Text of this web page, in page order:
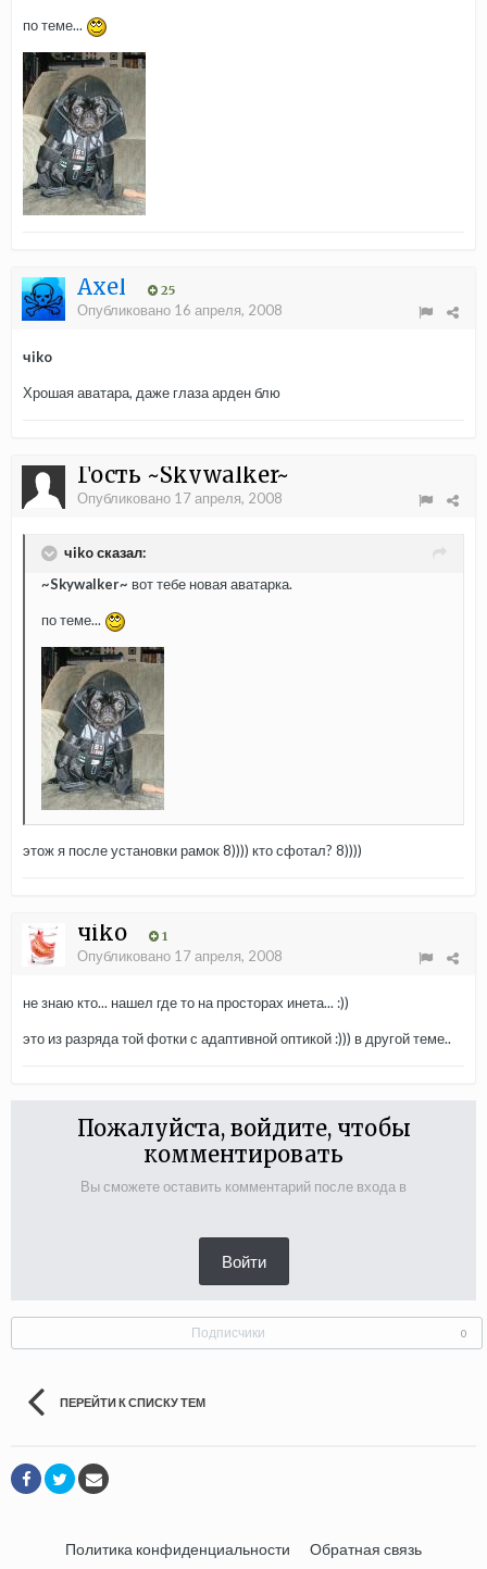
по теме...
Axel 25
Опубликовано 16 апреля, 2008
чiko
Хрошая аватара, даже глаза арден блю
Гость ~Skywalker~
Опубликовано 17 апреля, 2008
чiko сказал:
~Skywalker~ вот тебе новая аватарка.
по теме...
этож я после установки рамок 8)))) кто сфотал? 8))))
чiko 1
Опубликовано 17 апреля, 2008
не знаю кто... нашел где то на просторах инета... :))
это из разряда той фотки с адаптивной оптикой :))) в другой теме..
Пожалуйста, войдите, чтобы
комментировать
Вы сможете оставить комментарий после входа в
Войти
Подписчики 0
ПЕРЕЙТИ К СПИСКУ ТЕМ
Политика конфиденциальности Обратная связь